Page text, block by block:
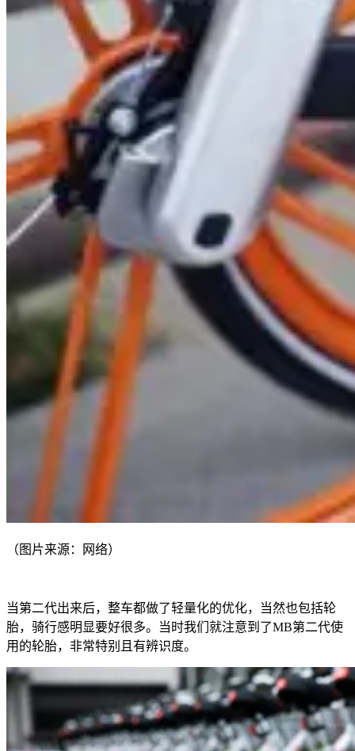
（图片来源：网络）
当第二代出来后，整车都做了轻量化的优化，当然也包括轮
胎，骑行感明显要好很多。当时我们就注意到了MB第二代使
用的轮胎，非常特别且有辨识度。